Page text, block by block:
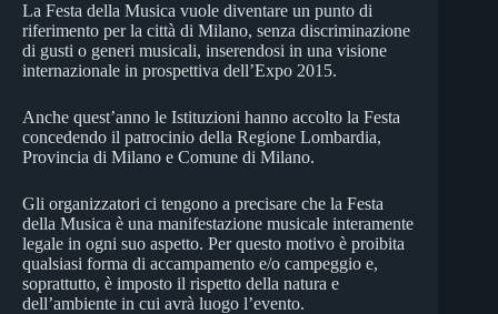
La Festa della Musica vuole diventare un punto di
riferimento per la città di Milano, senza discriminazione
di gusti o generi musicali, inserendosi in una visione
internazionale in prospettiva dell’Expo 2015.
Anche quest’anno le Istituzioni hanno accolto la Festa
concedendo il patrocinio della Regione Lombardia,
Provincia di Milano e Comune di Milano.
Gli organizzatori ci tengono a precisare che la Festa
della Musica è una manifestazione musicale interamente
legale in ogni suo aspetto. Per questo motivo è proibita
qualsiasi forma di accampamento e/o campeggio e,
soprattutto, è imposto il rispetto della natura e
dell’ambiente in cui avrà luogo l’evento.